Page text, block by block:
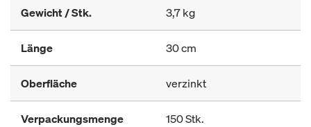
Gewicht / Stk. 3,7 kg
Länge 30 cm
Oberfläche verzinkt
Verpackungsmenge 150 Stk.